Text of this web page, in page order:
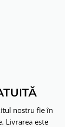
nostru fie în
Livrarea este